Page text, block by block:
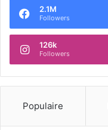
2.1M
Followers
126k
Followers
Populaire